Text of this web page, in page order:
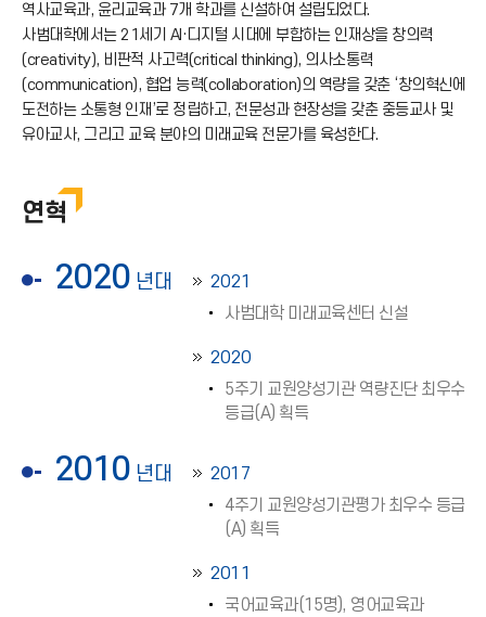
역사교육과, 윤리교육과 7개 학과를 신설하여 설립되었다.
사범대학에서는 21세기 AI·디지털 시대에 부합하는 인재상을 창의력
(creativity), 비판적 사고력(critical thinking), 의사소통력
(communication), 협업 능력(collaboration)의 역량을 갖춘 ‘창의혁신에
도전하는 소통형 인재’로 정립하고, 전문성과 현장성을 갖춘 중등교사 및
유아교사, 그리고 교육 분야의 미래교육 전문가를 육성한다.
연혁
2020 년대
2021
사범대학 미래교육센터 신설
2020
5주기 교원양성기관 역량진단 최우수
등급(A) 획득
2010 년대
2017
4주기 교원양성기관평가 최우수 등급
(A) 획득
2011
국어교육과(15명), 영어교육과